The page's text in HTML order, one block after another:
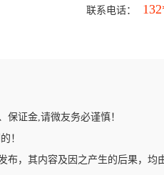
联系电话：
保证金,请微友务必谨慎！
！
布，其内容及因之产生的后果，均